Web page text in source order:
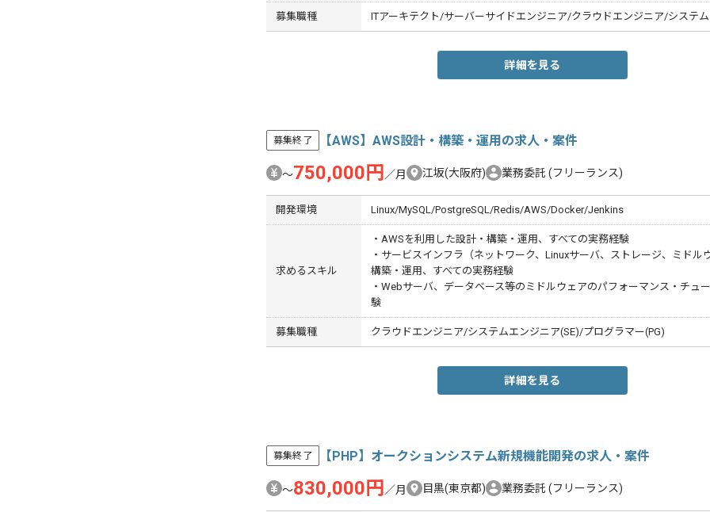
募集職種 ITアーキテクト/サーバーサイドエンジニア/クラウドエンジニア/システ
詳細を見る
募集終了 【AWS】AWS設計・構築・運用の求人・案件
〜750,000円 ／月 江坂(大阪府) 業務委託 (フリーランス)
開発環境 Linux/MySQL/PostgreSQL/Redis/AWS/Docker/Jenkins
求めるスキル
・AWSを利用した設計・構築・運用、すべての実務経験
・サービスインフラ（ネットワーク、Linuxサーバ、ストレージ、ミドル
構築・運用、すべての実務経験
・Webサーバ、データベース等のミドルウェアのパフォーマンス・チュ
験
募集職種 クラウドエンジニア/システムエンジニア(SE)/プログラマー(PG)
詳細を見る
募集終了 【PHP】オークションシステム新規機能開発の求人・案件
〜830,000円 ／月 目黒(東京都) 業務委託 (フリーランス)